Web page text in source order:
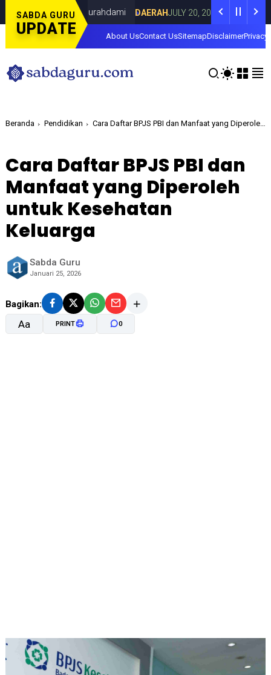
SABDA GURU
UPDATE
di Curahdami DAERAH JULY 20, 2026 Fokus pada
About UsContact UsSitemapDisclaimerPrivacy
Beranda Pendidikan Cara Daftar BPJS PBI dan Manfaat yang Diperoleh untuk Kesehatan Keluarga
Cara Daftar BPJS PBI dan
Manfaat yang Diperoleh
untuk Kesehatan
Keluarga
Sabda Guru
Januari 25, 2026
Bagikan:
Aa PRINT 0